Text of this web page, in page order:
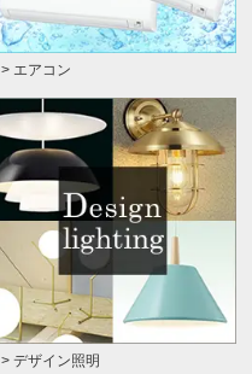
> エアコン
> デザイン照明